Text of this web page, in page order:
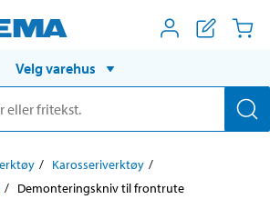
Velg varehus
Karosseriverktøy
Demonteringskniv til frontrute